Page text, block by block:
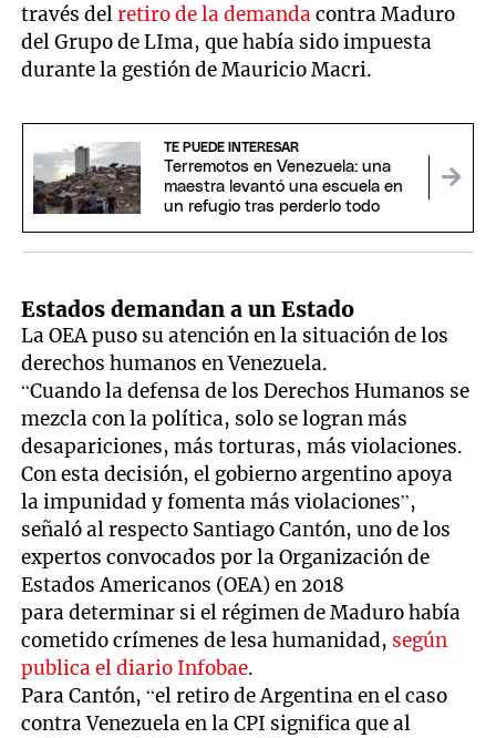
través delretiro de la demanda contra Maduro
del Grupo de LIma, que había sido impuesta
durante la gestión de Mauricio Macri.
TE PUEDE INTERESAR
Terremotos en Venezuela: una
maestra levantó una escuela en
un refugio tras perderlo todo
Estados demandan a un Estado
La OEA puso su atención en la situación de los
derechos humanos en Venezuela.
“Cuando la defensa de los Derechos Humanos se
mezcla con la política, solo se logran más
desapariciones, más torturas, más violaciones.
Con esta decisión, el gobierno argentino apoya
la impunidad y fomenta más violaciones”,
señaló al respecto Santiago Cantón, uno de los
expertos convocados por la Organización de
Estados Americanos (OEA) en 2018
para determinar si el régimen de Maduro había
cometido crímenes de lesa humanidad, según
publica el diario Infobae.
Para Cantón, “el retiro de Argentina en el caso
contra Venezuela en la CPI significa que al